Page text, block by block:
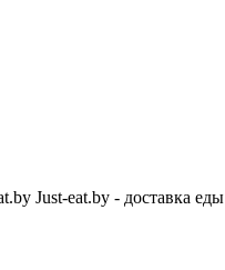
Just-eat.by - доставка еды